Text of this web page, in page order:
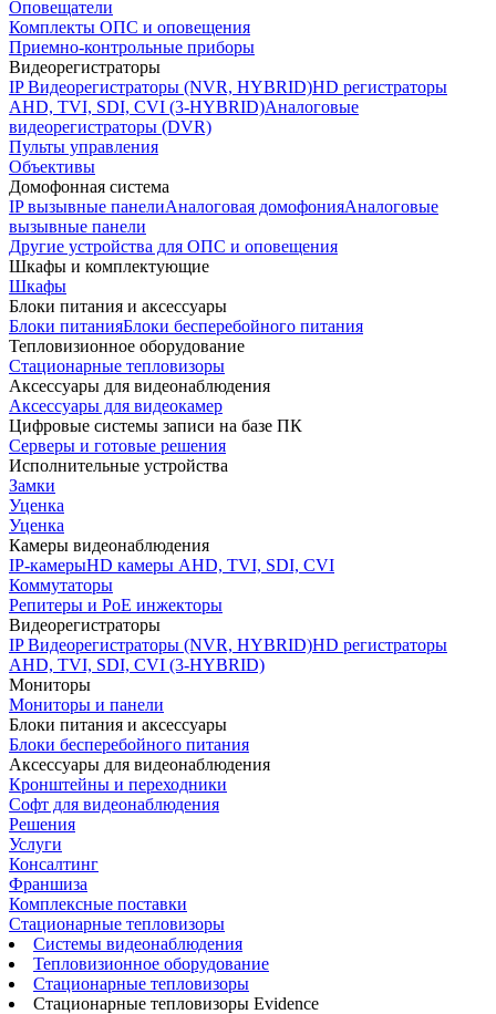
Оповещатели
Комплекты ОПС и оповещения
Приемно-контрольные приборы
Видеорегистраторы
IP Видеорегистраторы (NVR, HYBRID)HD регистраторы
AHD, TVI, SDI, CVI (3-HYBRID)Аналоговые
видеорегистраторы (DVR)
Пульты управления
Объективы
Домофонная система
IP вызывные панелиАналоговая домофонияАналоговые
вызывные панели
Другие устройства для ОПС и оповещения
Шкафы и комплектующие
Шкафы
Блоки питания и аксессуары
Блоки питанияБлоки бесперебойного питания
Тепловизионное оборудование
Стационарные тепловизоры
Аксессуары для видеонаблюдения
Аксессуары для видеокамер
Цифровые системы записи на базе ПК
Серверы и готовые решения
Исполнительные устройства
Замки
Уценка
Уценка
Камеры видеонаблюдения
IP-камерыHD камеры AHD, TVI, SDI, CVI
Коммутаторы
Репитеры и PoE инжекторы
Видеорегистраторы
IP Видеорегистраторы (NVR, HYBRID)HD регистраторы
AHD, TVI, SDI, CVI (3-HYBRID)
Мониторы
Мониторы и панели
Блоки питания и аксессуары
Блоки бесперебойного питания
Аксессуары для видеонаблюдения
Кронштейны и переходники
Софт для видеонаблюдения
Решения
Услуги
Консалтинг
Франшиза
Комплексные поставки
Стационарные тепловизоры
Системы видеонаблюдения
Тепловизионное оборудование
Стационарные тепловизоры
Стационарные тепловизоры Evidence